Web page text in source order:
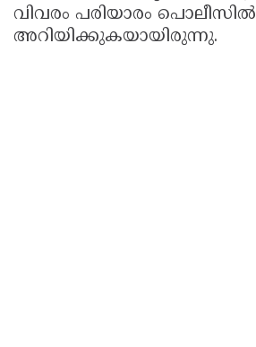
വിവരം പരിയാരം പൊലീസിൽ
അറിയിക്കുകയായിരുന്നു.